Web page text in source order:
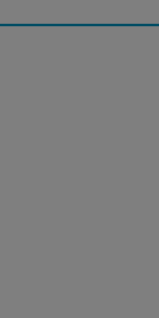
kohteessa: